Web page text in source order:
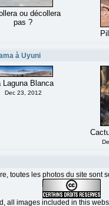
ou décollera
pas ?
à Uyuni
Laguna Blanca
Dec 23, 2012
toutes les photos du site sont
all images included in this